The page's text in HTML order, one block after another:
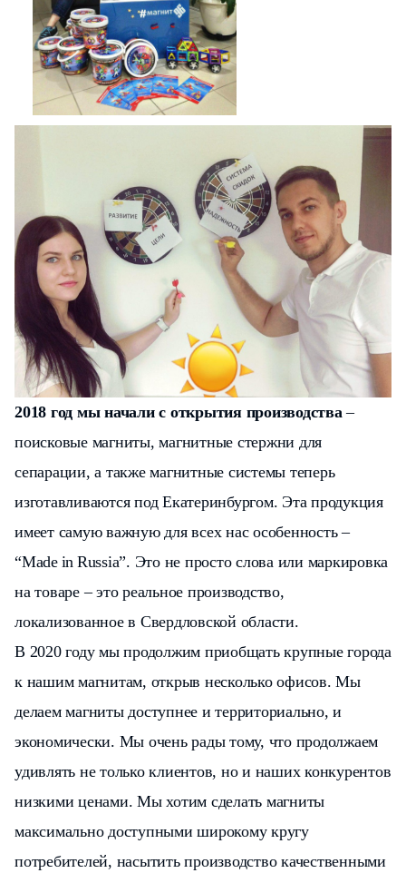
2018 год мы начали с открытия производства–
поисковые магниты, магнитные стержни для
сепарации, а также магнитные системы теперь
изготавливаются под Екатеринбургом. Эта продукция
имеет самую важную для всех нас особенность –
“Made in Russia”. Это не просто слова или маркировка
на товаре – это реальное производство,
локализованное в Свердловской области.
В 2020 году мы продолжим приобщать крупные города
к нашим магнитам, открыв несколько офисов. Мы
делаем магниты доступнее и территориально, и
экономически. Мы очень рады тому, что продолжаем
удивлять не только клиентов, но и наших конкурентов
низкими ценами. Мы хотим сделать магниты
максимально доступными широкому кругу
потребителей, насытить производство качественными